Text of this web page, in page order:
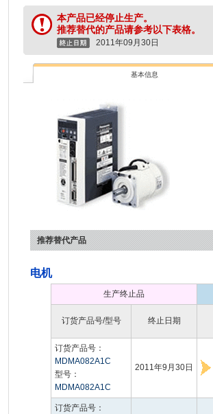
本产品已经停止生产。
推荐替代的产品请参考以下表格。
2011年09月30日
基本信息
推荐替代产品
电机
生产终止品
订货产品号/型号 终止日期
订货产品号：
MDMA082A1C
型号：
MDMA082A1C
2011年9月30日
订货产品号：